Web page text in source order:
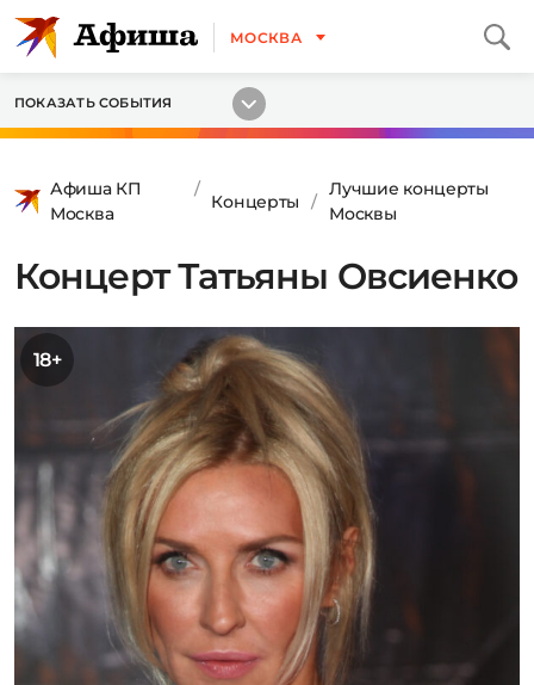
МОСКВА
ПОКАЗАТЬ СОБЫТИЯ
Афиша КП
Москва
Концерты
Лучшие концерты
Москвы
Концерт Татьяны Овсиенко
18+